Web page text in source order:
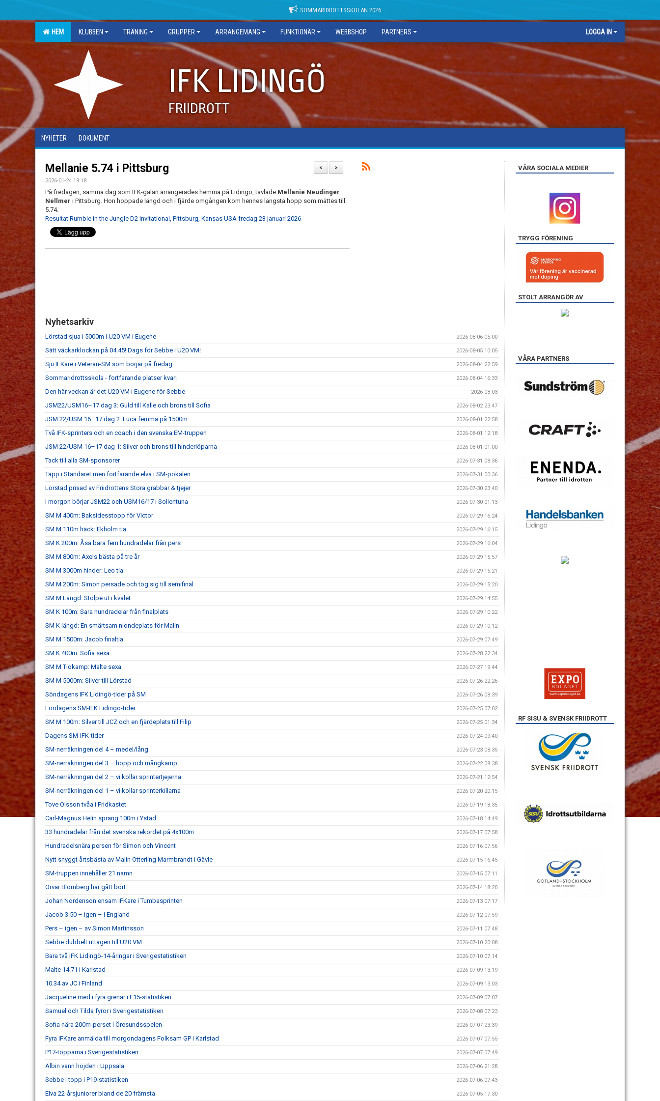
SOMMARIDROTTSSKOLAN 2026
HEM KLUBBEN TRÄNING GRUPPER ARRANGEMANG FUNKTIONÄR WEBBSHOP PARTNERS LOGGA IN
IFK LIDINGÖ
FRIIDROTT
NYHETER DOKUMENT
>
<
Mellanie 5.74 i Pittsburg
2026-01-24 19:18
På fredagen, samma dag som IFK-galan arrangerades hemma på Lidingö, tävlade Mellanie Neudinger
Nellmer i Pittsburg. Hon hoppade längd och i fjärde omgången kom hennes längsta hopp som mättes till
5.74.
Resultat Rumble in the Jungle D2 Invitational, Pittsburg, Kansas USA fredag 23 januari 2026
Nyhetsarkiv
Lörstad sjua i 5000m i U20 VM i Eugene 2026-08-06 05:00
Sätt väckarklockan på 04.45! Dags för Sebbe i U20 VM! 2026-08-05 10:05
Sju IFKare i Veteran-SM som börjar på fredag 2026-08-04 22:59
Sommaridrottsskola - fortfarande platser kvar! 2026-08-04 16:33
Den här veckan är det U20 VM i Eugene för Sebbe 2026-08-03
JSM22/USM16–17 dag 3: Guld till Kalle och brons till Sofia 2026-08-02 23:47
JSM 22/USM 16–17 dag 2: Luca femma på 1500m 2026-08-01 22:58
Två IFK-sprinters och en coach i den svenska EM-truppen 2026-08-01 12:18
JSM 22/USM 16–17 dag 1: Silver och brons till hinderlöparna 2026-08-01 01:00
Tack till alla SM-sponsorer 2026-07-31 08:36
Tapp i Standaret men fortfarande elva i SM-pokalen 2026-07-31 00:36
Lörstad prisad av Friidrottens Stora grabbar & tjejer 2026-07-30 23:40
I morgon börjar JSM22 och USM16/17 i Sollentuna 2026-07-30 01:13
SM M 400m: Baksidesstopp för Victor 2026-07-29 16:24
SM M 110m häck: Ekholm tia 2026-07-29 16:15
SM K 200m: Åsa bara fem hundradelar från pers 2026-07-29 16:04
SM M 800m: Axels bästa på tre år 2026-07-29 15:57
SM M 3000m hinder: Leo tia 2026-07-29 15:21
SM M 200m: Simon persade och tog sig till semifinal 2026-07-29 15:20
SM M Längd: Stolpe ut i kvalet 2026-07-29 14:55
SM K 100m: Sara hundradelar från finalplats 2026-07-29 10:22
SM K längd: En smärtsam niondeplats för Malin 2026-07-29 10:12
SM M 1500m: Jacob finaltia 2026-07-29 07:49
SM K 400m: Sofia sexa 2026-07-28 22:34
SM M Tiokamp: Malte sexa 2026-07-27 19:44
SM M 5000m: Silver till Lörstad 2026-07-26 22:26
Söndagens IFK Lidingö-tider på SM 2026-07-26 08:39
Lördagens SM-IFK Lidingö-tider 2026-07-25 07:02
SM M 100m: Silver till JCZ och en fjärdeplats till Filip 2026-07-25 01:34
Dagens SM-IFK-tider 2026-07-24 09:40
SM-nerräkningen del 4 – medel/lång 2026-07-23 08:35
SM-nerräkningen del 3 – hopp och mångkamp 2026-07-22 08:38
SM-nerräkningen del 2 – vi kollar sprintertjejerna 2026-07-21 12:54
SM-nerräkningen del 1 – vi kollar sprinterkillarna 2026-07-20 20:15
Tove Olsson tvåa i Fridkastet 2026-07-19 18:35
Carl-Magnus Helin sprang 100m i Ystad 2026-07-18 14:49
33 hundradelar från det svenska rekordet på 4x100m 2026-07-17 07:58
Hundradelsnära persen för Simon och Vincent 2026-07-16 07:56
Nytt snyggt årtsbästa av Malin Otterling Marmbrandt i Gävle 2026-07-15 16:45
SM-truppen innehåller 21 namn 2026-07-15 07:11
Orvar Blomberg har gått bort 2026-07-14 18:20
Johan Nordenson ensam IFKare i Tumbasprinten 2026-07-13 07:17
Jacob 3:50 – igen – i England 2026-07-12 07:59
Pers – igen – av Simon Martinsson 2026-07-11 07:48
Sebbe dubbelt uttagen till U20 VM 2026-07-10 20:08
Bara två IFK Lidingö-14-åringar i Sverigestatistiken 2026-07-10 07:14
Malte 14.71 i Karlstad 2026-07-09 13:19
10.34 av JC i Finland 2026-07-09 13:03
Jacqueline med i fyra grenar i F15-statistiken 2026-07-09 07:07
Samuel och Tilda fyror i Sverigestatistiken 2026-07-08 07:23
Sofia nära 200m-perset i Öresundsspelen 2026-07-07 23:39
Fyra IFKare anmälda till morgondagens Folksam GP i Karlstad 2026-07-07 07:55
P17-topparna i Sverigestatistiken 2026-07-07 07:49
Albin vann höjden i Uppsala 2026-07-06 21:28
Sebbe i topp i P19-statistiken 2026-07-06 07:43
Elva 22-årsjuniorer bland de 20 främsta 2026-07-05 17:30
VÅRA SOCIALA MEDIER
TRYGG FÖRENING
STOLT ARRANGÖR AV
VÅRA PARTNERS
RF SISU & SVENSK FRIIDROTT